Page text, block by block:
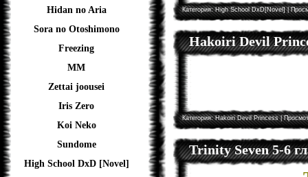
Hidan no Aria
Sora no Otoshimono
Freezing
ММ
Zettai joousei
Iris Zero
Koi Neko
Sundome
High School DxD [Novel]
Категория:High School DxD[Novel]|
Hakoiri Devil
Категория:Hakoiri Devil Princess|
Trinity Seven 5-6